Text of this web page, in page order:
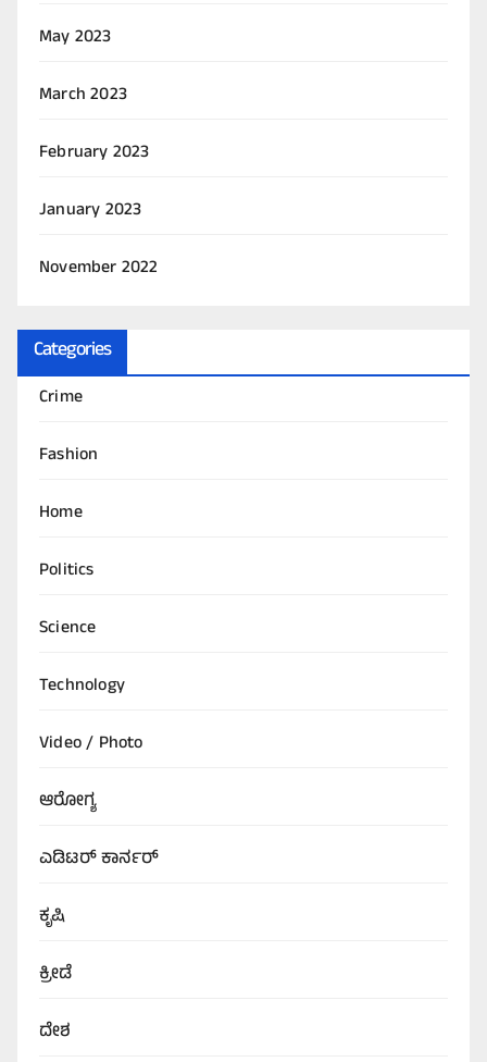
May 2023
March 2023
February 2023
January 2023
November 2022
Categories
Crime
Fashion
Home
Politics
Science
Technology
Video / Photo
ಆರೋಗ್ಯ
ಎಡಿಟರ್‌ ಕಾರ್ನರ್
ಕೃಷಿ
ಕ್ರೀಡೆ
ದೇಶ